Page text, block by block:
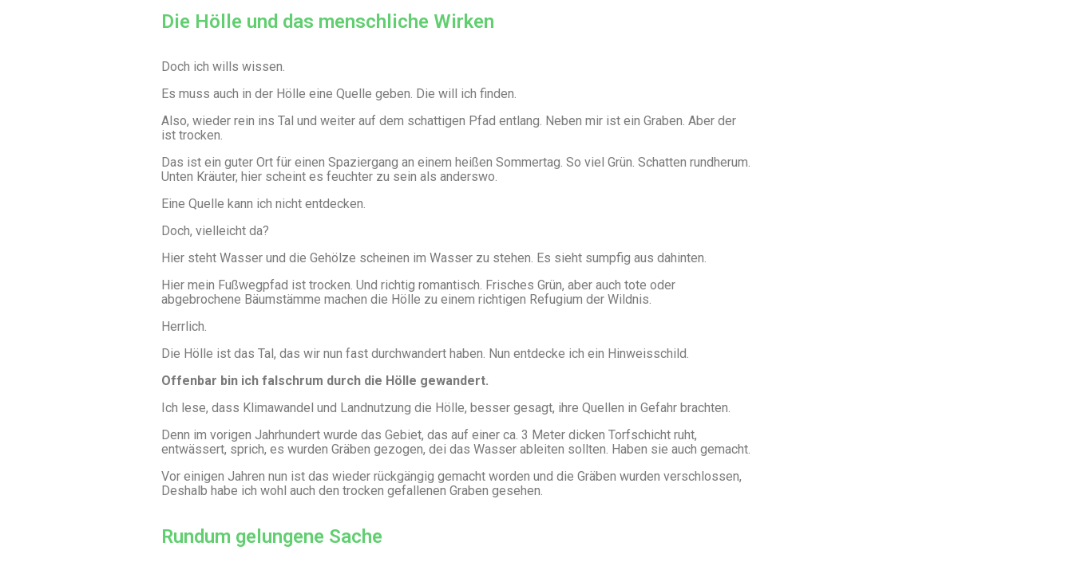
Die Hölle und das menschliche Wirken
Doch ich wills wissen.
Es muss auch in der Hölle eine Quelle geben. Die will ich finden.
Also, wieder rein ins Tal und weiter auf dem schattigen Pfad entlang. Neben mir ist ein Graben. Aber der
ist trocken.
Das ist ein guter Ort für einen Spaziergang an einem heißen Sommertag. So viel Grün. Schatten rundherum.
Unten Kräuter, hier scheint es feuchter zu sein als anderswo.
Eine Quelle kann ich nicht entdecken.
Doch, vielleicht da?
Hier steht Wasser und die Gehölze scheinen im Wasser zu stehen. Es sieht sumpfig aus dahinten.
Hier mein Fußwegpfad ist trocken. Und richtig romantisch. Frisches Grün, aber auch tote oder
abgebrochene Bäumstämme machen die Hölle zu einem richtigen Refugium der Wildnis.
Herrlich.
Die Hölle ist das Tal, das wir nun fast durchwandert haben. Nun entdecke ich ein Hinweisschild.
Offenbar bin ich falschrum durch die Hölle gewandert.
Ich lese, dass Klimawandel und Landnutzung die Hölle, besser gesagt, ihre Quellen in Gefahr brachten.
Denn im vorigen Jahrhundert wurde das Gebiet, das auf einer ca. 3 Meter dicken Torfschicht ruht,
entwässert, sprich, es wurden Gräben gezogen, dei das Wasser ableiten sollten. Haben sie auch gemacht.
Vor einigen Jahren nun ist das wieder rückgängig gemacht worden und die Gräben wurden verschlossen,
Deshalb habe ich wohl auch den trocken gefallenen Graben gesehen.
Rundum gelungene Sache